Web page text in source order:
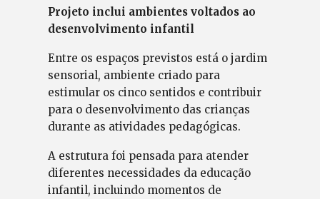
Projeto inclui ambientes voltados ao
desenvolvimento infantil
Entre os espaços previstos está o jardim
sensorial, ambiente criado para
estimular os cinco sentidos e contribuir
para o desenvolvimento das crianças
durante as atividades pedagógicas.
A estrutura foi pensada para atender
diferentes necessidades da educação
infantil, incluindo momentos de